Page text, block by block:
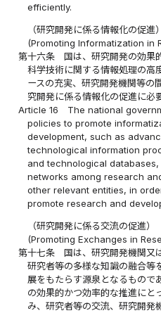
efficiently.
（研究開発に係る情報化の促進）
(Promoting Informatization in
第十六条
国は、研究開発の効果
科学技術に関する情報処理の高
ースの充実、研究開発機関等の
究開発に係る情報化の促進に必
Article 16
The national
policies to promote
development, such as
technological information
and technological
networks among research
other relevant entities, in
promote research and
（研究開発に係る交流の促進）
(Promoting Exchanges in
第十七条
国は、研究開発機関又
研究者等の多様な知識の融合等
展をもたらす源泉となるもので
の効果的かつ効率的な推進にと
み、研究者等の交流、研究開発